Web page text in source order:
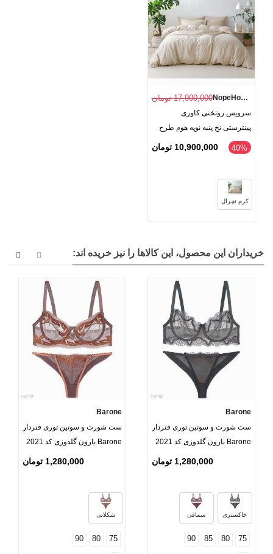
NopeHome 17,900,000 تومان
سرویس روتختی کاوری
پینترستی نخ پنبه نوپه هوم طرح
سیمپل
40% 10,900,000 تومان
کرم نچرال
خریداران این محصول، این کالاها را نیز خریده اند:
Barone
ست شورت و سوتین توری فنردار
Barone بارون گلدوزی کد 2021
1,280,000 تومان
خاکستری سماقی
75
80
85
90
Barone
ست شورت و سوتین توری فنردار
Barone بارون گلدوزی کد 2021
1,280,000 تومان
شکلاتی
75
80
90